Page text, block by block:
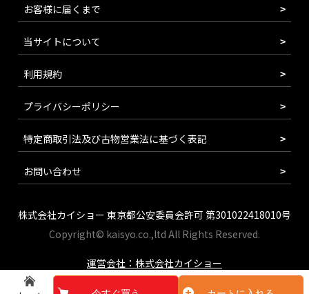
お客様に届くまで
当サイトについて
利用規約
プライバシーポリシー
特定商取引法及び古物営業法に基づく表記
お問い合わせ
株式会社カイショー 東京都公安委員会許可 第301022418010号
Copyright© kaisyo.co.,ltd All Rights Reserved.
運営会社：株式会社カイショー